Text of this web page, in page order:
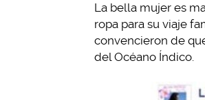
La bella mujer es
ropa para su viaje
convencieron de
del Océano Índico.